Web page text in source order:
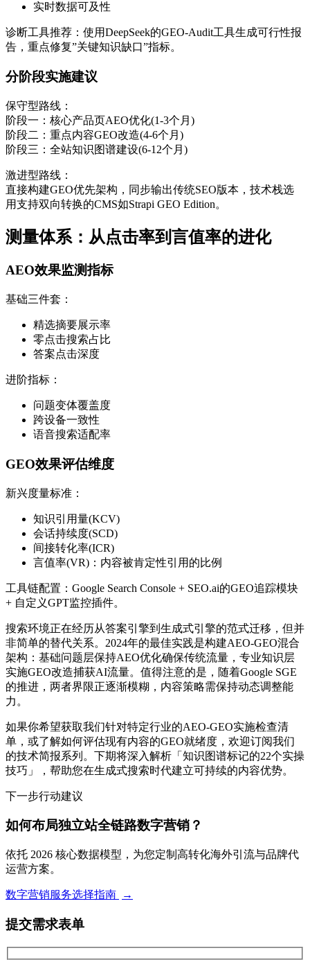
实时数据可及性
诊断工具推荐：使用DeepSeek的GEO-Audit工具生成可行性报
告，重点修复”关键知识缺口”指标。
分阶段实施建议
保守型路线：
阶段一：核心产品页AEO优化(1-3个月)
阶段二：重点内容GEO改造(4-6个月)
阶段三：全站知识图谱建设(6-12个月)
激进型路线：
直接构建GEO优先架构，同步输出传统SEO版本，技术栈选
用支持双向转换的CMS如Strapi GEO Edition。
测量体系：从点击率到言值率的进化
AEO效果监测指标
基础三件套：
精选摘要展示率
零点击搜索占比
答案点击深度
进阶指标：
问题变体覆盖度
跨设备一致性
语音搜索适配率
GEO效果评估维度
新兴度量标准：
知识引用量(KCV)
会话持续度(SCD)
间接转化率(ICR)
言值率(VR)：内容被肯定性引用的比例
工具链配置：Google Search Console + SEO.ai的GEO追踪模块
+ 自定义GPT监控插件。
搜索环境正在经历从答案引擎到生成式引擎的范式迁移，但并
非简单的替代关系。2024年的最佳实践是构建AEO-GEO混合
架构：基础问题层保持AEO优化确保传统流量，专业知识层
实施GEO改造捕获AI流量。值得注意的是，随着Google SGE
的推进，两者界限正逐渐模糊，内容策略需保持动态调整能
力。
如果你希望获取我们针对特定行业的AEO-GEO实施检查清
单，或了解如何评估现有内容的GEO就绪度，欢迎订阅我们
的技术简报系列。下期将深入解析「知识图谱标记的22个实操
技巧」，帮助您在生成式搜索时代建立可持续的内容优势。
下一步行动建议
如何布局独立站全链路数字营销？
依托 2026 核心数据模型，为您定制高转化海外引流与品牌代
运营方案。
数字营销服务选择指南 →
提交需求表单